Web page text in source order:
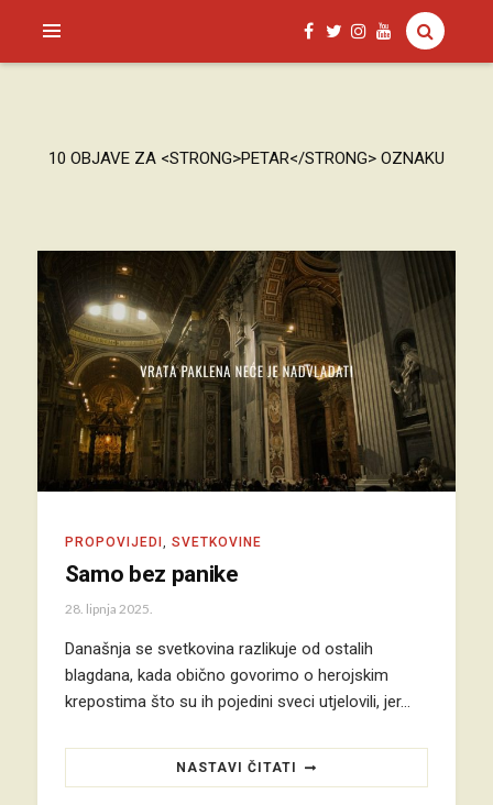
SAGUD.XYZ
10 OBJAVE ZA <STRONG>PETAR</STRONG> OZNAKU
PROPOVIJEDI SVETKOVINE
Samo bez panike
28. lipnja 2025.
Današnja se svetkovina razlikuje od ostalih
blagdana, kada obično govorimo o herojskim
krepostima što su ih pojedini sveci utjelovili, jer…
NASTAVI ČITATI